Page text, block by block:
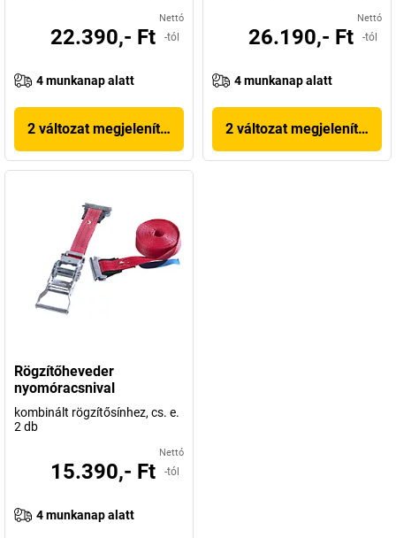
Nettó
22.390,- Ft -tól
4 munkanap alatt
2 változat megjelenítése
Nettó
26.190,- Ft -tól
4 munkanap alatt
2 változat megjelenítése
Rögzítőheveder
nyomóracsnival
kombinált rögzítősínhez, cs. e.
2 db
Nettó
15.390,- Ft -tól
4 munkanap alatt